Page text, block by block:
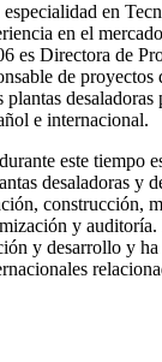
en
en el
es Directora de
de proyectos
desaladoras
e internacional.
este tiempo
desaladoras y
construcción,
y
y desarrollo y